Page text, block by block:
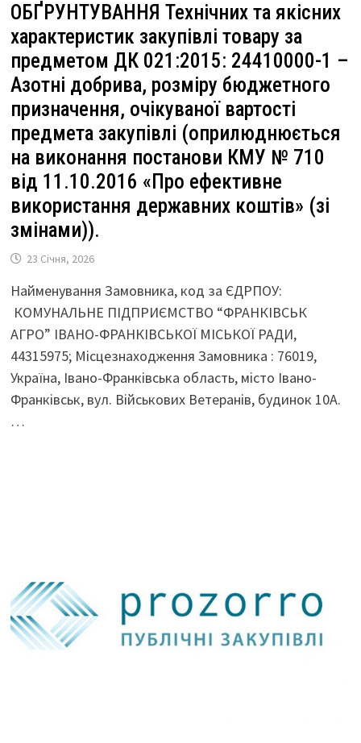
ОБҐРУНТУВАННЯ Технічних та якісних
характеристик закупівлі товару за
предметом ДК 021:2015: 24410000-1 –
Азотні добрива, розміру бюджетного
призначення, очікуваної вартості
предмета закупівлі (оприлюднюється
на виконання постанови КМУ № 710
від 11.10.2016 «Про ефективне
використання державних коштів» (зі
змінами)).
23 Січня, 2026
Найменування Замовника, код за ЄДРПОУ:
КОМУНАЛЬНЕ ПІДПРИЄМСТВО “ФРАНКІВСЬК
АГРО” ІВАНО-ФРАНКІВСЬКОЇ МІСЬКОЇ РАДИ,
44315975; Місцезнаходження Замовника : 76019,
Україна, Івано-Франківська область, місто Івано-
Франківськ, вул. Військових Ветеранів, будинок 10А.
…